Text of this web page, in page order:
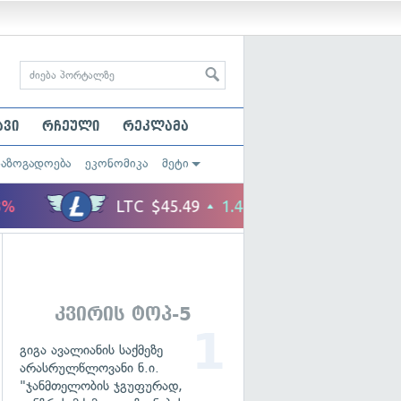
რჩეული რეკლამა
ეკონომიკა მეტი
კვირის ტოპ-5
გიგა ავალიანის საქმეზე
არასრულწლოვანი ნ.ი.
"ჯანმთელობის ჯგუფურად,